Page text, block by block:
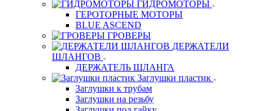
ГИДРОМОТОРЫ
ГЕРОТОРНЫЕ МОТОРЫ
BLUE ASCEND
ГРОВЕРЫ
ДЕРЖАТЕЛИ
ШЛАНГОВ
ДЕРЖАТЕЛЬ ШЛАНГА
Заглушки пластик
Заглушки к трубам
Заглушки на резьбу